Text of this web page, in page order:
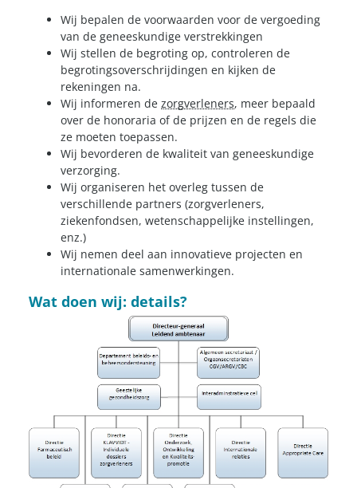
Wij bepalen de voorwaarden voor de vergoeding
van de geneeskundige verstrekkingen
Wij stellen de begroting op, controleren de
begrotingsoverschrijdingen en kijken de
rekeningen na.
Wij informeren de zorgverleners, meer bepaald
over de honoraria of de prijzen en de regels die
ze moeten toepassen.
Wij bevorderen de kwaliteit van geneeskundige
verzorging.
Wij organiseren het overleg tussen de
verschillende partners (zorgverleners,
ziekenfondsen, wetenschappelijke instellingen,
enz.)
Wij nemen deel aan innovatieve projecten en
internationale samenwerkingen.
Wat doen wij: details?